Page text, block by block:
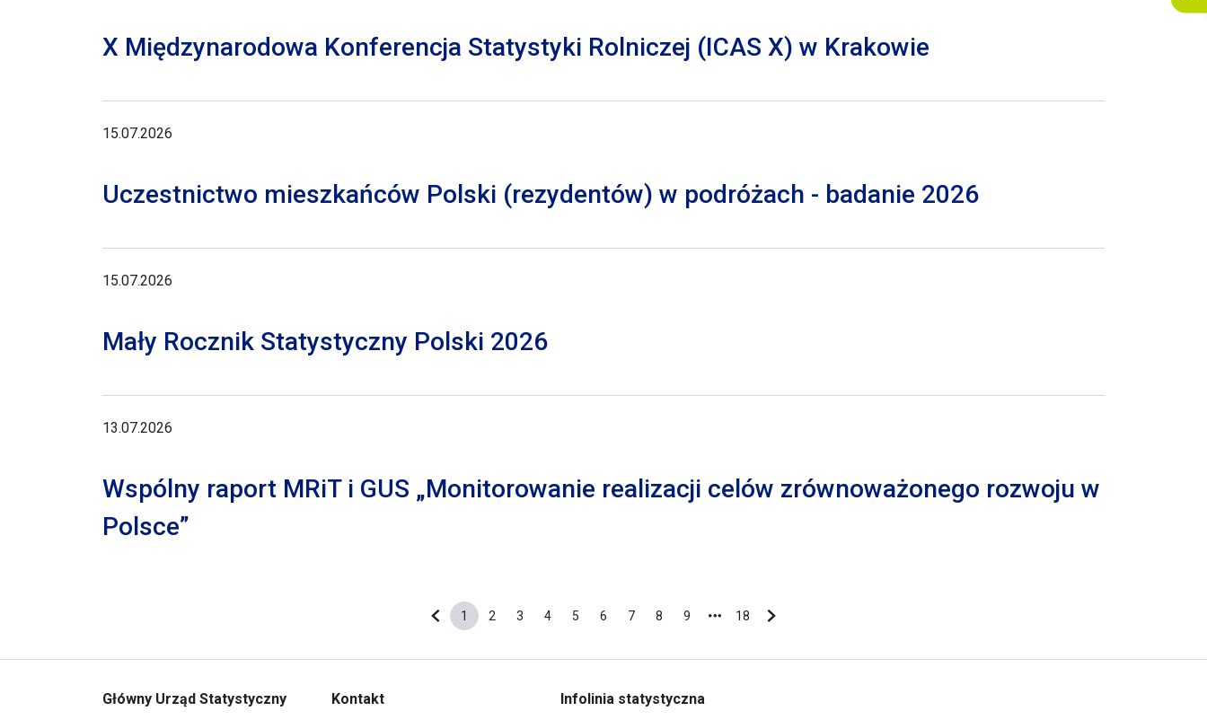
X Międzynarodowa Konferencja Statystyki Rolniczej (ICAS X) w Krakowie
15.07.2026
Uczestnictwo mieszkańców Polski (rezydentów) w podróżach - badanie 2026
15.07.2026
Mały Rocznik Statystyczny Polski 2026
13.07.2026
Wspólny raport MRiT i GUS „Monitorowanie realizacji celów zrównoważonego rozwoju w
Polsce”
Poprzednia strona
Bieżąca strona
1
Strona
2
Strona
3
Strona
4
Strona
5
Strona
6
Strona
7
Strona
8
Strona
9
Ostatnia strona
18
Następna strona
Główny Urząd Statystyczny Kontakt Infolinia statystyczna